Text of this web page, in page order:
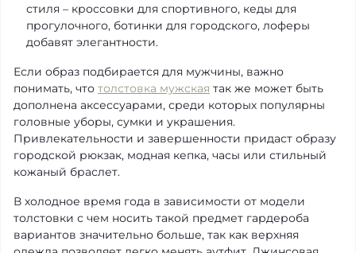
стиля – кроссовки для спортивного, кеды для
прогулочного, ботинки для городского, лоферы
добавят элегантности.
Если образ подбирается для мужчины, важно
понимать, что толстовка мужская так же может быть
дополнена аксессуарами, среди которых популярны
головные уборы, сумки и украшения.
Привлекательности и завершенности придаст образу
городской рюкзак, модная кепка, часы или стильный
кожаный браслет.
В холодное время года в зависимости от модели
толстовки с чем носить такой предмет гардероба
вариантов значительно больше, так как верхняя